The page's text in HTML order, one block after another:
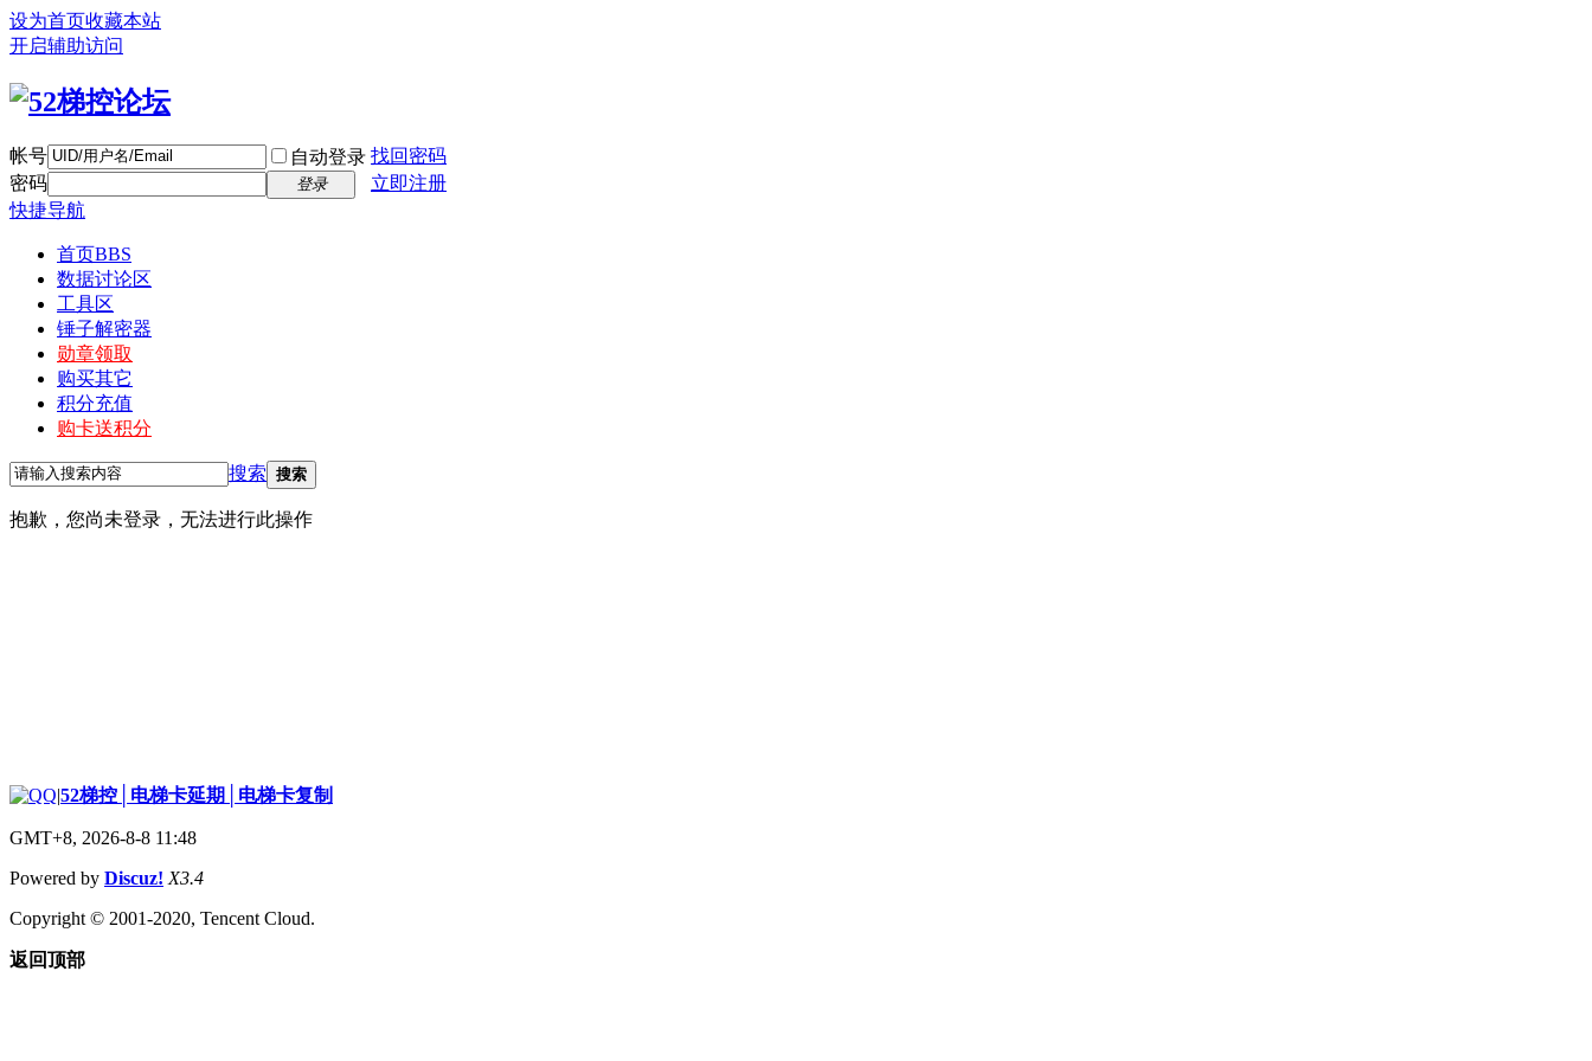
设为首页收藏本站
开启辅助访问
帐号 自动登录 找回密码
密码
登录
立即注册
快捷导航
首页BBS
数据讨论区
工具区
锤子解密器
勋章领取
购买其它
积分充值
购卡送积分
搜索 搜索
抱歉，您尚未登录，无法进行此操作
|52梯控│电梯卡延期│电梯卡复制
GMT+8, 2026-8-8 11:48
Powered by Discuz! X3.4
Copyright © 2001-2020, Tencent Cloud.
返回顶部